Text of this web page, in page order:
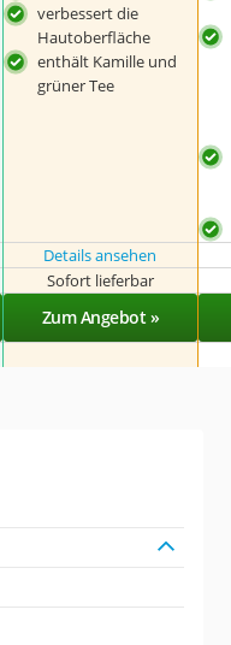
verbessert die
Hautoberfläche
enthält Kamille und
grüner Tee
Details ansehen
Sofort lieferbar
Zum Angebot »